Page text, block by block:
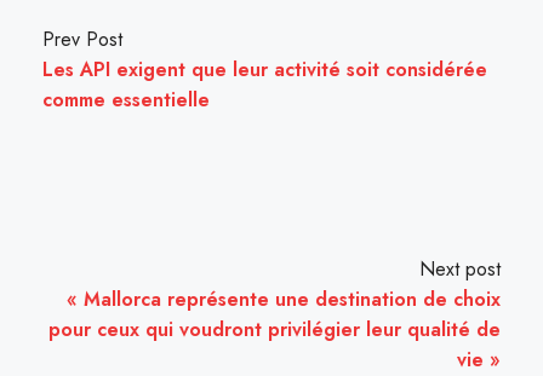
Prev Post
Les API exigent que leur activité soit considérée
comme essentielle
Next post
« Mallorca représente une destination de choix
pour ceux qui voudront privilégier leur qualité de
vie »